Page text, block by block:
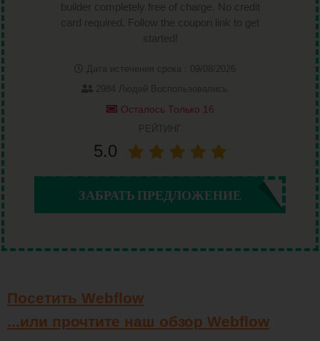
builder completely free of charge. No credit
card required. Follow the coupon link to get
started!
Дата истечения срока : 09/08/2026
2984 Людей Воспользовались
Осталось Только 16
РЕЙТИНГ
5.0
ЗАБРАТЬ ПРЕДЛОЖЕНИЕ
Посетить Webflow
...или прочтите наш обзор Webflow